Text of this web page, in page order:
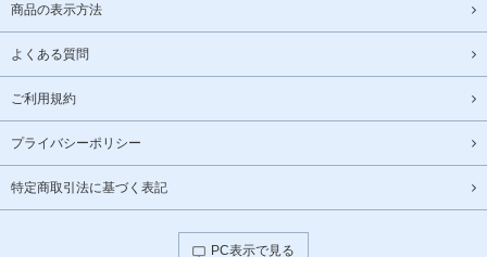
商品の表示方法
よくある質問
ご利用規約
プライバシーポリシー
特定商取引法に基づく表記
PC表示で見る